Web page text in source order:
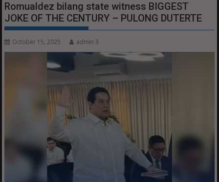
Romualdez bilang state witness BIGGEST
JOKE OF THE CENTURY – PULONG DUTERTE
October 15, 2025 admin 3